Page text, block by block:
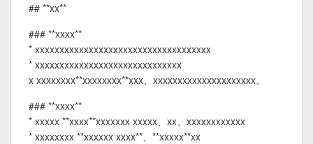
## **xx**
### **xxxx**
* xxxxxxxxxxxxxxxxxxxxxxxxxxxxxxxxxxxx
* xxxxxxxxxxxxxxxxxxxxxxxxxxxxxx
x xxxxxxxx**xxxxxxxx**xxx、xxxxxxxxxxxxxxxxxxxxx。
### **xxxx**
* xxxxx **xxxx**xxxxxxx xxxxx、xx、xxxxxxxxxxxx
* xxxxxxxx **xxxxxx xxxx**、**xxxxx**xx